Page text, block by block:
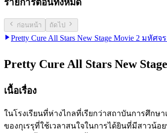
ก่อนหน้า ถัดไป
Pretty Cure All Stars New Stage Movie 2 ม
Pretty Cure All Stars New
เนื้อเรื่อง
ในโรงเรียนที่ห่างไกลที่เรียกว่าสถาบันการศึกษ
ของกุเรรุที่ใช้เวลาสนใจในการได้ยินที่มีสาวน้อ